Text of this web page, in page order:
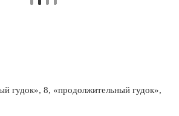
гудок», 8, «продолжительный гудок»,